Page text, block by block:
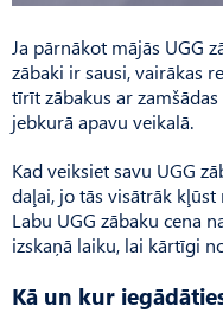
Ja pārnākot mājās UGG
zābaki ir sausi, vairākas
tīrīt zābakus ar
jebkurā apavu veikalā.
Kad veiksiet savu UGG
daļai, jo tās visātrāk
Labu UGG zābaku cena
izskaņā laiku, lai kārtīgi
Kā un kur